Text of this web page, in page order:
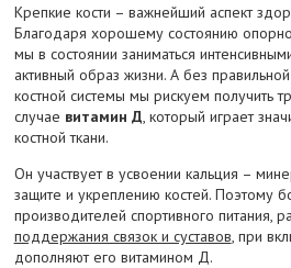
Крепкие кости – важнейший аспект
Благодаря хорошему состоянию
мы в состоянии заниматься
активный образ жизни. А без
костной системы мы рискуем получить
случае витамин Д, который играет
костной ткани.
Он участвует в усвоении кальция –
защите и укреплению костей. Поэтому
производителей спортивного питания,
поддержания связок и суставов, при
дополняют его витамином Д.